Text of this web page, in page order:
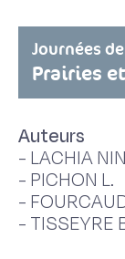
Journées
Prairies
Auteurs
- LACHIA
- PICHON L.
-
- TISSEYRE